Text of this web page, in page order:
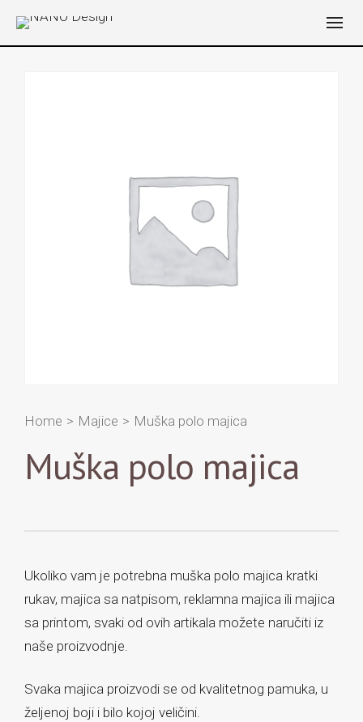
Home > Majice > Muška polo majica
Muška polo majica
Ukoliko vam je potrebna muška polo majica kratki
rukav, majica sa natpisom, reklamna majica ili majica
sa printom, svaki od ovih artikala možete naručiti iz
naše proizvodnje.
Svaka majica proizvodi se od kvalitetnog pamuka, u
željenoj boji i bilo kojoj veličini.